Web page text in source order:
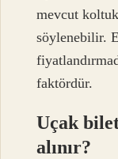
mevcut
söylenebilir.
faktördür.
Uçak
alınır?